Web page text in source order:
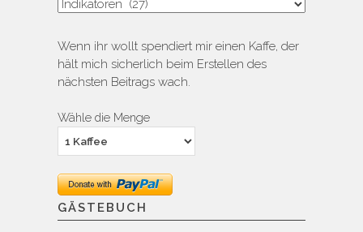
Kategorien
Wenn ihr wollt spendiert mir einen Kaffe, der
hält mich sicherlich beim Erstellen des
nächsten Beitrags wach.
Wähle die Menge
GÄSTEBUCH